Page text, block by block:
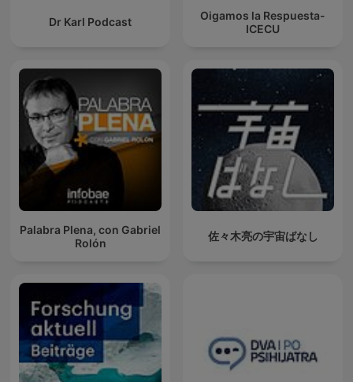
Dr Karl Podcast
Oigamos la Respuesta-
ICECU
Palabra Plena, con Gabriel
Rolón
佐々木亮の宇宙ばなし